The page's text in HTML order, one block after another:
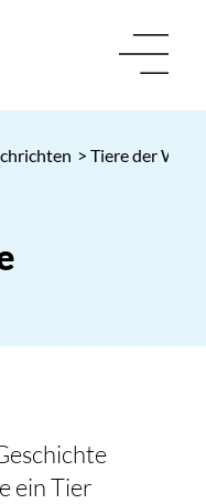
> Tiere der
ein Tier